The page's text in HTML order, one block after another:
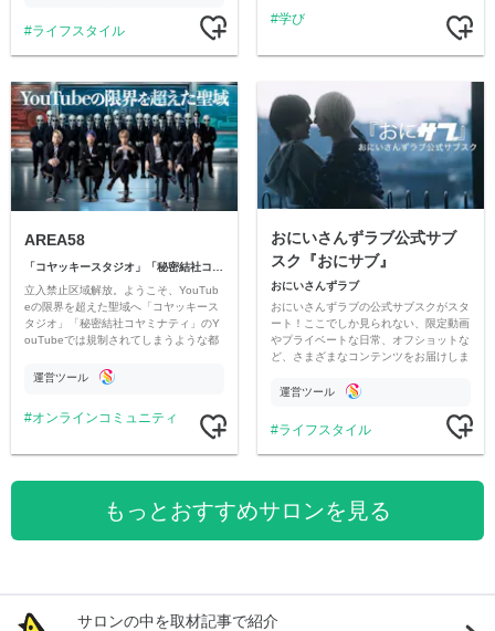
ライフスタイル
学び
AREA58
立入禁止区域解放。ようこそ、YouTub
eの限界を超えた聖域へ「コヤッキース
タジオ」「秘密結社コヤミナティ」のY
ouTubeでは規制されてしまうような都
公開。
運営ツール
オンラインコミュニティ
おにいさんずラブ公式サブ
スク『おにサブ』
おにいさんずラブ
おにいさんずラブの公式サブスクがスタ
ート！ここでしか見られない、限定動画
やプライベートな日常、オフショットな
ど、さまざまなコンテンツをお届けしま
運営ツール
ライフスタイル
もっとおすすめサロンを見る
サロンの中を取材記事で紹介